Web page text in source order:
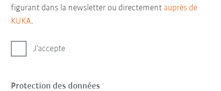
figurant dans la newsletter ou directement auprès de
KUKA.
J’accepte
Protection des données